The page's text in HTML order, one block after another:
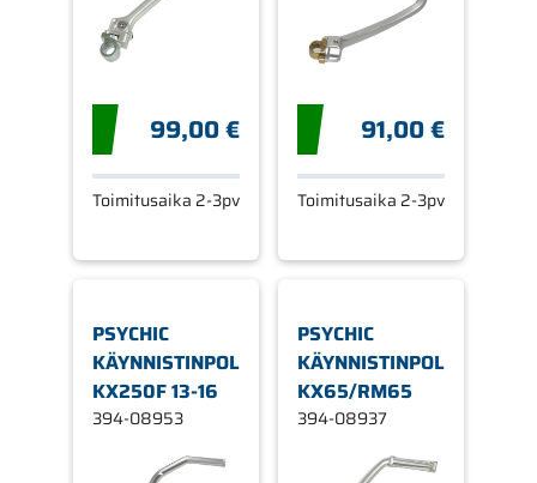
99,00 €
Toimitusaika 2-3pv
91,00 €
Toimitusaika 2-3pv
PSYCHIC
KÄYNNISTINPOLJIN
KX250F 13-16
394-08953
PSYCHIC
KÄYNNISTINPOLJIN
KX65/RM65
394-08937